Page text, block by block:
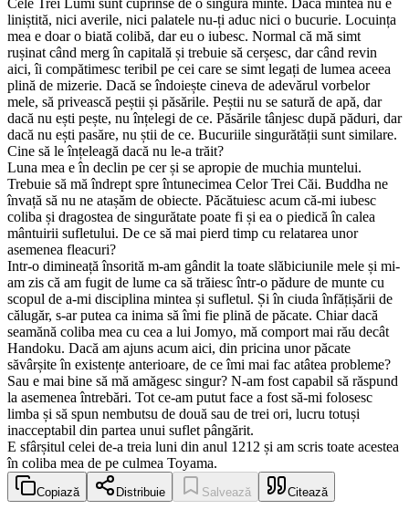
Cele Trei Lumi sunt cuprinse de o singură minte. Dacă mintea nu e
liniștită, nici averile, nici palatele nu-ți aduc nici o bucurie. Locuința
mea e doar o biată colibă, dar eu o iubesc. Normal că mă simt
rușinat când merg în capitală și trebuie să cerșesc, dar când revin
aici, îi compătimesc teribil pe cei care se simt legați de lumea aceea
plină de mizerie. Dacă se îndoiește cineva de adevărul vorbelor
mele, să privească peștii și păsările. Peștii nu se satură de apă, dar
dacă nu ești pește, nu înțelegi de ce. Păsările tânjesc după păduri, dar
dacă nu ești pasăre, nu știi de ce. Bucuriile singurătății sunt similare.
Cine să le înțeleagă dacă nu le-a trăit?
Luna mea e în declin pe cer și se apropie de muchia muntelui.
Trebuie să mă îndrept spre întunecimea Celor Trei Căi. Buddha ne
învață să nu ne atașăm de obiecte. Păcătuiesc acum că-mi iubesc
coliba și dragostea de singurătate poate fi și ea o piedică în calea
mântuirii sufletului. De ce să mai pierd timp cu relatarea unor
asemenea fleacuri?
Intr-o dimineață însorită m-am gândit la toate slăbiciunile mele și mi-
am zis că am fugit de lume ca să trăiesc într-o pădure de munte cu
scopul de a-mi disciplina mintea și sufletul. Și în ciuda înfățișării de
călugăr, s-ar putea ca inima să îmi fie plină de păcate. Chiar dacă
seamănă coliba mea cu cea a lui Jomyo, mă comport mai rău decât
Handoku. Dacă am ajuns acum aici, din pricina unor păcate
săvârșite în existențe anterioare, de ce îmi mai fac atâtea probleme?
Sau e mai bine să mă amăgesc singur? N-am fost capabil să răspund
la asemenea întrebări. Tot ce-am putut face a fost să-mi folosesc
limba și să spun nembutsu de două sau de trei ori, lucru totuși
inacceptabil din partea unui suflet pângărit.
E sfârșitul celei de-a treia luni din anul 1212 și am scris toate acestea
în coliba mea de pe culmea Toyama.
Copiază Distribuie Salvează Citează